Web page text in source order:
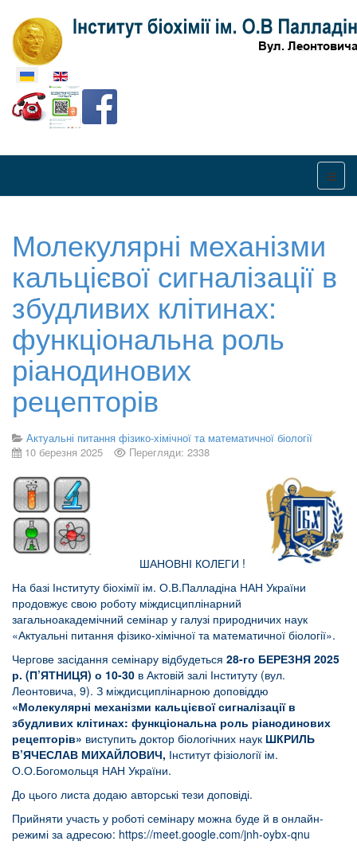
Оберіть свою мову
Молекулярні механізми
кальцієвої сигналізації в
збудливих клітинах:
функціональна роль
ріанодинових
рецепторів
Актуальні питання фізико-хімічної та математичної біології
10 березня 2025
Перегляди: 2338
ШАНОВНІ КОЛЕГИ !
На базі Інституту біохімії ім. О.В.Палладіна НАН України
продовжує свою роботу міждисциплінарний
загальноакадемічний семінар у галузі природничих наук
«Актуальні питання фізико-хімічної та математичної біології».
Чергове засідання семінару відбудеться 28-го БЕРЕЗНЯ 2025
р. (П’ЯТНИЦЯ) о 10-30 в Актовій залі Інституту (вул.
Леонтовича, 9). З міждисциплінарною доповіддю
«Молекулярні механізми кальцієвої сигналізації в
збудливих клітинах: функціональна роль ріанодинових
рецепторів» виступить доктор біологічних наук ШКРИЛЬ
В’ЯЧЕСЛАВ МИХАЙЛОВИЧ, Інститут фізіології ім.
О.О.Богомольця НАН України.
До цього листа додаю авторські тези доповіді.
Прийняти участь у роботі семінару можна буде й в онлайн-
режимі за адресою: https://meet.google.com/jnh-oybx-qnu